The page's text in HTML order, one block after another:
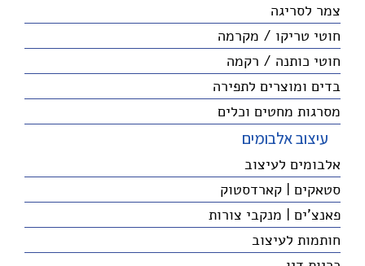
צמר לסריגה
חוטי טריקו / מקרמה
חוטי כותנה / רקמה
בדים ומוצרים לתפירה
מסרגות מחטים וכלים
עיצוב אלבומים
אלבומים לעיצוב
סטאקים | קארדסטוק
פאנצ'ים | מנקבי צורות
חותמות לעיצוב